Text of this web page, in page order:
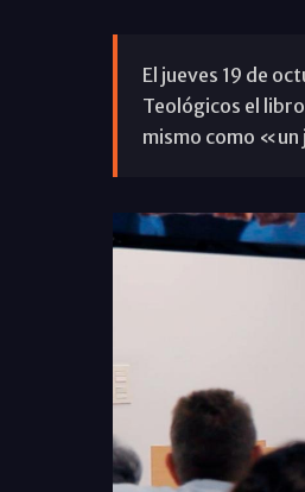
El jueves 19 de
Teológicos el
mismo como